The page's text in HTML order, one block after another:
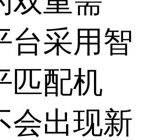
台采用智
匹配机
会出现新